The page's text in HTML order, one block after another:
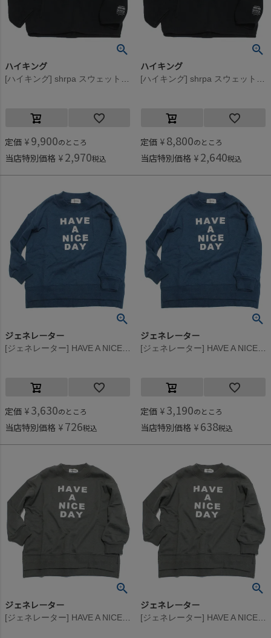
ハイキング
[ハイキング] shrpa スウェット ブラック
定価 ¥ 9,900のところ
当店特別価格 ¥ 2,970税込
ハイキング
[ハイキング] shrpa スウェット ブラック
定価 ¥ 8,800のところ
当店特別価格 ¥ 2,640税込
ジェネレーター
[ジェネレーター] HAVE A NICE DAY ビッグプルオーバー ブルー(BL)
定価 ¥ 3,630のところ
当店特別価格 ¥ 726税込
ジェネレーター
[ジェネレーター] HAVE A NICE DAY ビッグプルオーバー ブルー(BL)
定価 ¥ 3,190のところ
当店特別価格 ¥ 638税込
ジェネレーター
[ジェネレーター] HAVE A NICE DAY ビッグプルオーバー チャコールグレー(CG)
ジェネレーター
[ジェネレーター] HAVE A NICE DAY ビッグプルオーバー チャコールグレー(CG)